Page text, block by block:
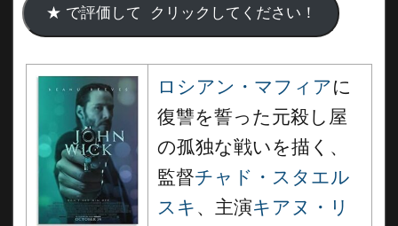
ロシアン・マフィアに
復讐を誓った元殺し屋
の孤独な戦いを描く、
監督チャド・スタエル
スキ 、主演キアヌ・リ